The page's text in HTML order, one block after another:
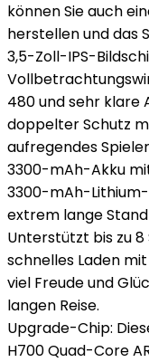
können Sie auch
herstellen und das
3,5-Zoll-IPS-
480 und sehr klare
doppelter Schutz
aufregendes
3300-mAh-Akku
3300-mAh-
extrem lange
Unterstützt bis zu
schnelles Laden
viel Freude und
langen Reise.
Upgrade-Chip:
H700 Quad-Core